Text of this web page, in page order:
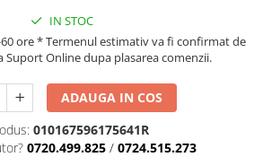
IN STOC
60 ore * Termenul estimativ va fi confirmat de
Suport Online dupa plasarea comenzii.
ADAUGA IN COS
010167596175641R
0720.499.825 / 0724.515.273